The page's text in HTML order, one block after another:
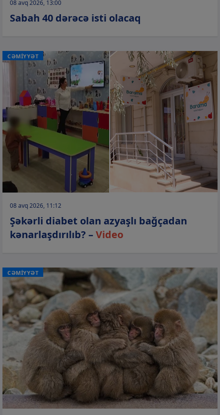
08 avq 2026, 13:00
Sabah 40 dərəcə isti olacaq
CƏMİYYƏT
08 avq 2026, 11:12
Şəkərli diabet olan azyaşlı bağçadan
kənarlaşdırılıb? –Video
CƏMİYYƏT